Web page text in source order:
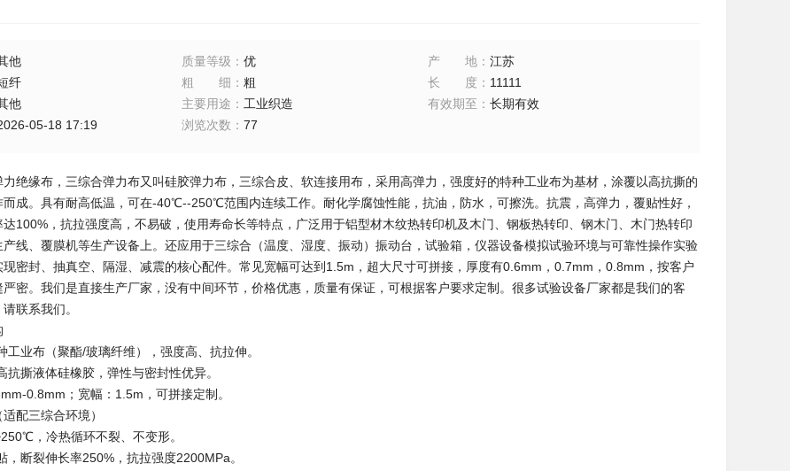
他 质量等级 ： 优 产地 ：江苏
纤 粗细 ： 粗 长度 ： 11111
他 主要用途 ： 工业织造 有效期至 ：长期有效
05-18 17:19 浏览次数 ： 77
力绝缘布，三综合弹力布又叫硅胶弹力布，三综合皮、软连接用布，采用高弹力，强度好的特种工业布为基材，涂覆以高抗撕的
而成。具有耐高低温，可在-40℃--250℃范围内连续工作。耐化学腐蚀性能，抗油，防水，可擦洗。抗震，高弹力，覆贴性好，
100%，抗拉强度高，不易破，使用寿命长等特点，广泛用于铝型材木纹热转印机及木门、钢板热转印、钢木门、木门热转印
线、覆膜机等生产设备上。还应用于三综合（温度、湿度、振动）振动台，试验箱，仪器设备模拟试验环境与可靠性操作实验
密封、抽真空、隔湿、减震的核心配件。常见宽幅可达到1.5m，超大尺寸可拼接，厚度有0.6mm，0.7mm，0.8mm，按客户
密。我们是直接生产厂家，没有中间环节，价格优惠，质量有保证，可根据客户要求定制。很多试验设备厂家都是我们的客
联系我们。
工业布（聚酯/玻璃纤维），强度高、抗拉伸。
抗撕液体硅橡胶，弹性与密封性优异。
0.8mm；宽幅：1.5m，可拼接定制。
配三综合环境）
，冷热循环不裂、不变形。
，断裂伸长率250%，抗拉强度2200MPa。